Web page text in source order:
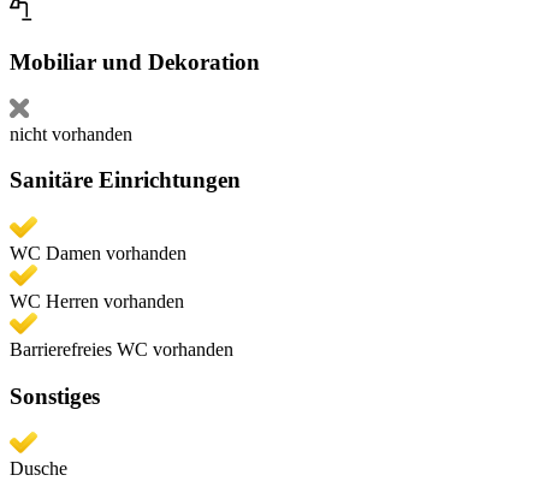
Mobiliar und Dekoration
nicht vorhanden
Sanitäre Einrichtungen
WC Damen vorhanden
WC Herren vorhanden
Barrierefreies WC vorhanden
Sonstiges
Dusche